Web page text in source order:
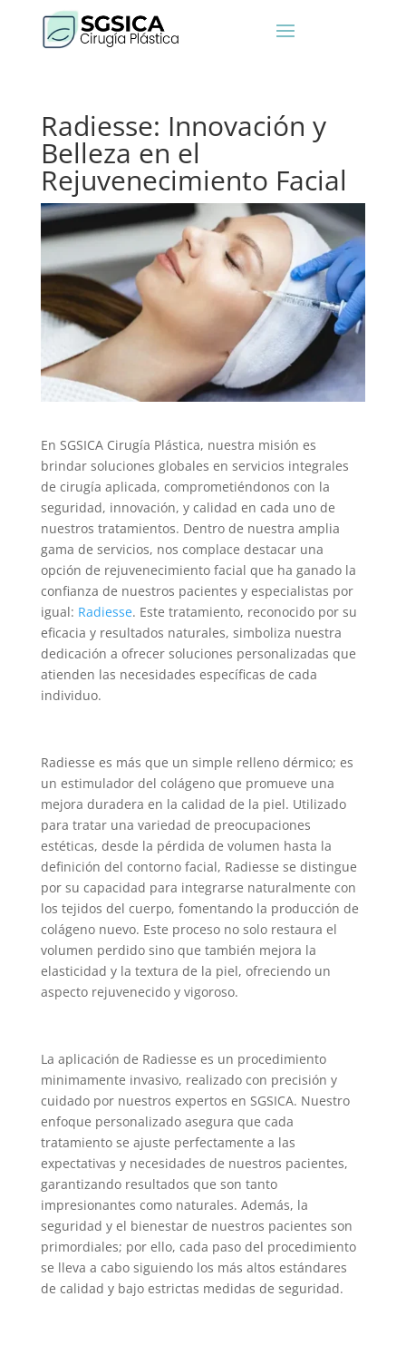
Radiesse: Innovación y
Belleza en el
Rejuvenecimiento Facial
En SGSICA Cirugía Plástica, nuestra misión es
brindar soluciones globales en servicios integrales
de cirugía aplicada, comprometiéndonos con la
seguridad, innovación, y calidad en cada uno de
nuestros tratamientos. Dentro de nuestra amplia
gama de servicios, nos complace destacar una
opción de rejuvenecimiento facial que ha ganado la
confianza de nuestros pacientes y especialistas por
igual: Radiesse. Este tratamiento, reconocido por su
eficacia y resultados naturales, simboliza nuestra
dedicación a ofrecer soluciones personalizadas que
atienden las necesidades específicas de cada
individuo.
Radiesse es más que un simple relleno dérmico; es
un estimulador del colágeno que promueve una
mejora duradera en la calidad de la piel. Utilizado
para tratar una variedad de preocupaciones
estéticas, desde la pérdida de volumen hasta la
definición del contorno facial, Radiesse se distingue
por su capacidad para integrarse naturalmente con
los tejidos del cuerpo, fomentando la producción de
colágeno nuevo. Este proceso no solo restaura el
volumen perdido sino que también mejora la
elasticidad y la textura de la piel, ofreciendo un
aspecto rejuvenecido y vigoroso.
La aplicación de Radiesse es un procedimiento
minimamente invasivo, realizado con precisión y
cuidado por nuestros expertos en SGSICA. Nuestro
enfoque personalizado asegura que cada
tratamiento se ajuste perfectamente a las
expectativas y necesidades de nuestros pacientes,
garantizando resultados que son tanto
impresionantes como naturales. Además, la
seguridad y el bienestar de nuestros pacientes son
primordiales; por ello, cada paso del procedimiento
se lleva a cabo siguiendo los más altos estándares
de calidad y bajo estrictas medidas de seguridad.